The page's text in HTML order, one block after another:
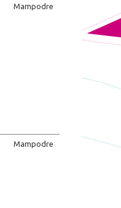
Mampodre
Mampodre